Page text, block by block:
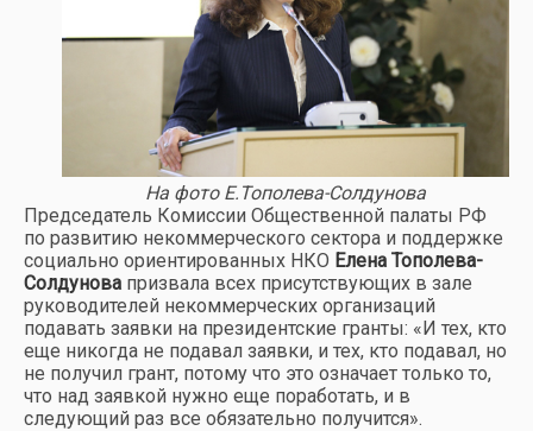
На фото Е.Тополева-Солдунова
Председатель Комиссии Общественной палаты РФ
по развитию некоммерческого сектора и поддержке
социально ориентированных НКО Елена Тополева-
Солдунова призвала всех присутствующих в зале
руководителей некоммерческих организаций
подавать заявки на президентские гранты: «И тех, кто
еще никогда не подавал заявки, и тех, кто подавал, но
не получил грант, потому что это означает только то,
что над заявкой нужно еще поработать, и в
следующий раз все обязательно получится».